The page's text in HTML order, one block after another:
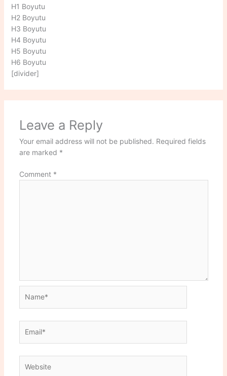
H1 Boyutu
H2 Boyutu
H3 Boyutu
H4 Boyutu
H5 Boyutu
H6 Boyutu
[divider]
Leave a Reply
Your email address will not be published. Required fields
are marked *
Comment *